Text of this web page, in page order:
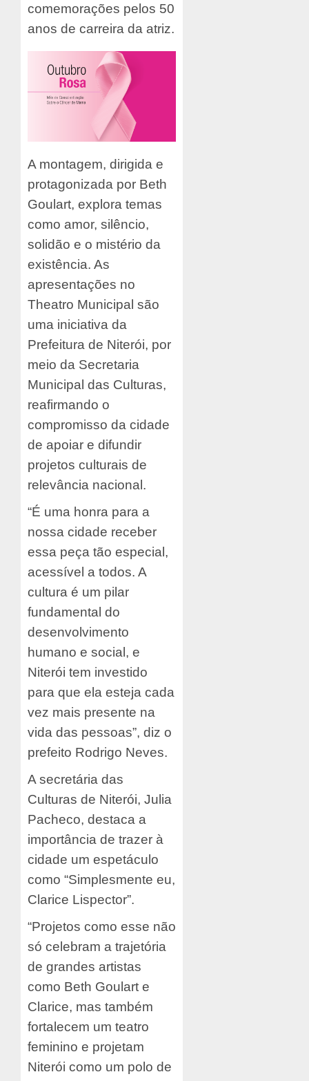
comemorações pelos 50
anos de carreira da atriz.
A montagem, dirigida e
protagonizada por Beth
Goulart, explora temas
como amor, silêncio,
solidão e o mistério da
existência. As
apresentações no
Theatro Municipal são
uma iniciativa da
Prefeitura de Niterói, por
meio da Secretaria
Municipal das Culturas,
reafirmando o
compromisso da cidade
de apoiar e difundir
projetos culturais de
relevância nacional.
“É uma honra para a
nossa cidade receber
essa peça tão especial,
acessível a todos. A
cultura é um pilar
fundamental do
desenvolvimento
humano e social, e
Niterói tem investido
para que ela esteja cada
vez mais presente na
vida das pessoas”, diz o
prefeito Rodrigo Neves.
A secretária das
Culturas de Niterói, Julia
Pacheco, destaca a
importância de trazer à
cidade um espetáculo
como “Simplesmente eu,
Clarice Lispector”.
“Projetos como esse não
só celebram a trajetória
de grandes artistas
como Beth Goulart e
Clarice, mas também
fortalecem um teatro
feminino e projetam
Niterói como um polo de